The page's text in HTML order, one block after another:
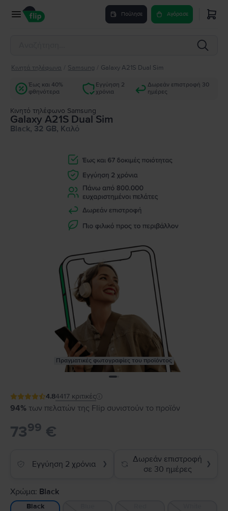
Πούλησε Αγόρασε
Κινητά τηλέφωνα Samsung Galaxy A21S Dual Sim
Έως και 40%
φθηνότερα
Εγγύηση 2
χρόνια
Δωρεάν επιστροφή 30
ημέρες
Κινητό τηλέφωνο Samsung
Galaxy A21S Dual Sim
Black, 32 GB, Καλό
Πραγματικές φωτογραφίες του προϊόντος
4.84417 κριτικές
94% των πελατών της Flip συνιστούν το προϊόν
7399 €
Εγγύηση 2 χρόνια ❯
Δωρεάν επιστροφή
σε 30 ημέρες
❯
Χρώμα: Black
Black